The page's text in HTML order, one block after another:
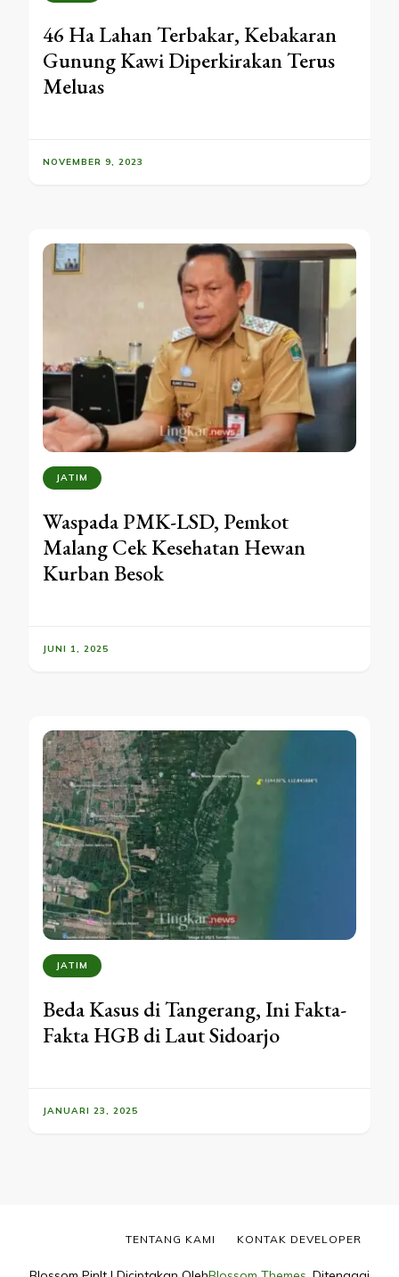
46 Ha Lahan Terbakar, Kebakaran
Gunung Kawi Diperkirakan Terus
Meluas
NOVEMBER 9, 2023
JATIM
Waspada PMK-LSD, Pemkot
Malang Cek Kesehatan Hewan
Kurban Besok
JUNI 1, 2025
JATIM
Beda Kasus di Tangerang, Ini Fakta-
Fakta HGB di Laut Sidoarjo
JANUARI 23, 2025
TENTANG KAMI KONTAK DEVELOPER